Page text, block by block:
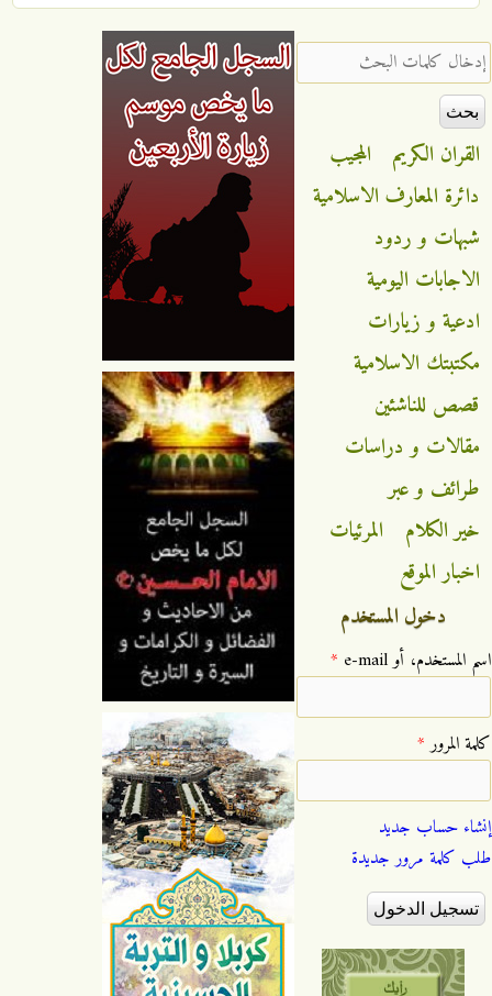
‏إدخال كلمات البحث ‏
القران الكريم
المجيب
دائرة المعارف الاسلامية
شبهات و ردود
الاجابات اليومية
ادعية و زيارات
مكتبتك الاسلامية
قصص للناشئين
مقالات و دراسات
طرائف و عبر
خير الكلام
المرئيات
اخبار الموقع
دخول المستخدم
‏اسم المستخدم، أو e-mail ‏ *
‏كلمة المرور ‏*
إنشاء حساب جديد
طلب كلمة مرور جديدة